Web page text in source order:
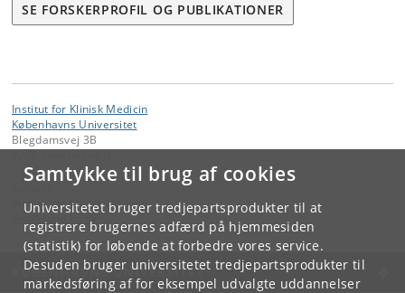
Samtykke til brug af cookies
Universitetet bruger tredjepartsprodukter til at
registrere brugernes adfærd på hjemmesiden
(statistik) for løbende at forbedre vores service.
Desuden bruger universitetet tredjepartsprodukter til
markedsføring af for eksempel udvalgte uddannelser
SE FORSKERPROFIL OG PUBLIKATIONER
Institut for Klinisk Medicin
Københavns Universitet
Blegdamsvej 3B
Institut for Klinisk Medicin
KØBENHAVNS UNIVERSITET